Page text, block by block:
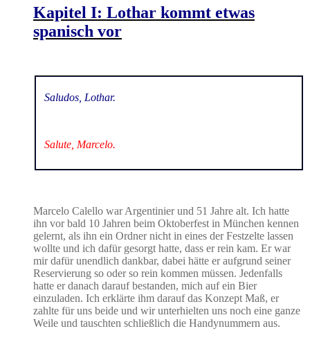
Kapitel I: Lothar kommt etwas
spanisch vor
Saludos, Lothar.
Salute, Marcelo.
Marcelo Calello war Argentinier und 51 Jahre alt. Ich hatte
ihn vor bald 10 Jahren beim Oktoberfest in München kennen
gelernt, als ihn ein Ordner nicht in eines der Festzelte lassen
wollte und ich dafür gesorgt hatte, dass er rein kam. Er war
mir dafür unendlich dankbar, dabei hätte er aufgrund seiner
Reservierung so oder so rein kommen müssen. Jedenfalls
hatte er danach darauf bestanden, mich auf ein Bier
einzuladen. Ich erklärte ihm darauf das Konzept Maß, er
zahlte für uns beide und wir unterhielten uns noch eine ganze
Weile und tauschten schließlich die Handynummern aus.